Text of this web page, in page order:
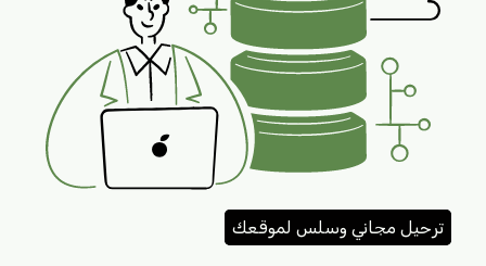
ترحيل مجاني وسلس لموقعك